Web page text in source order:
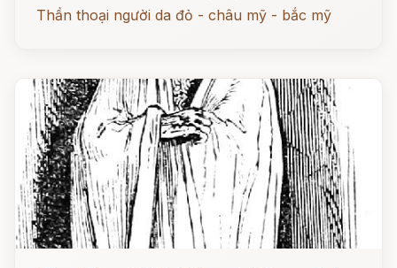
Thần thoại người da đỏ - châu mỹ - bắc mỹ